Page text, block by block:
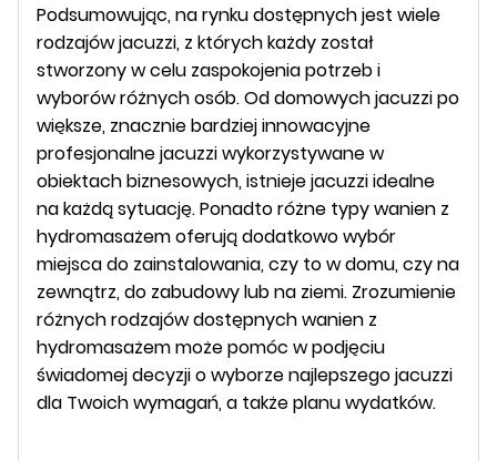
Podsumowując, na rynku dostępnych jest wiele
rodzajów jacuzzi, z których każdy został
stworzony w celu zaspokojenia potrzeb i
wyborów różnych osób. Od domowych jacuzzi po
większe, znacznie bardziej innowacyjne
profesjonalne jacuzzi wykorzystywane w
obiektach biznesowych, istnieje jacuzzi idealne
na każdą sytuację. Ponadto różne typy wanien z
hydromasażem oferują dodatkowo wybór
miejsca do zainstalowania, czy to w domu, czy na
zewnątrz, do zabudowy lub na ziemi. Zrozumienie
różnych rodzajów dostępnych wanien z
hydromasażem może pomóc w podjęciu
świadomej decyzji o wyborze najlepszego jacuzzi
dla Twoich wymagań, a także planu wydatków.